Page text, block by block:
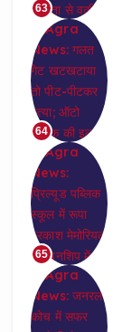
63
64
65